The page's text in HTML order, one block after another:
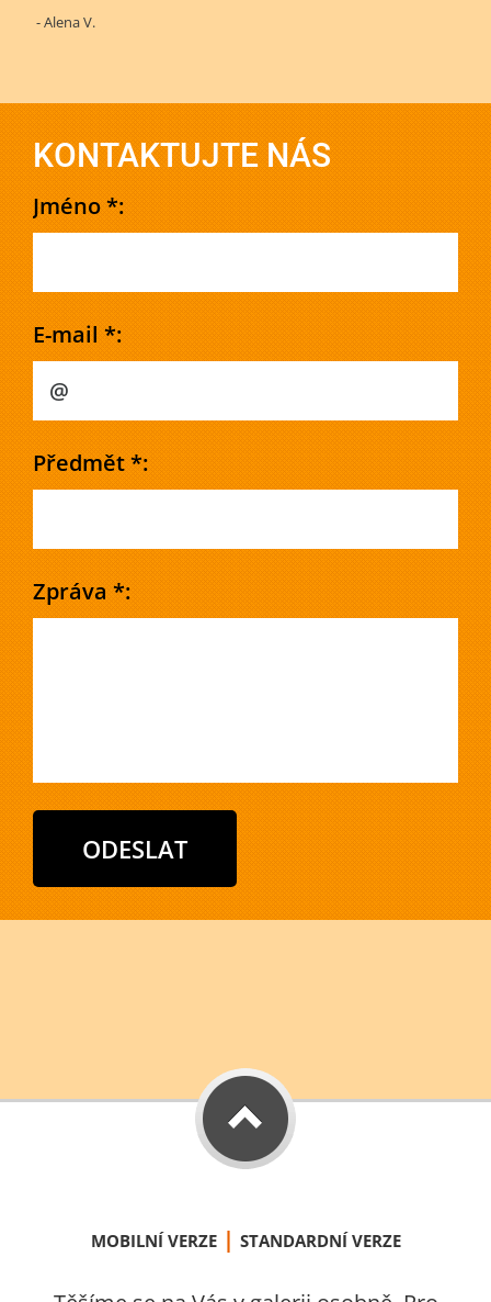
- Alena V.
KONTAKTUJTE NÁS
Jméno *:
E-mail *:
Předmět *:
Zpráva *:
MOBILNÍ VERZE | STANDARDNÍ VERZE